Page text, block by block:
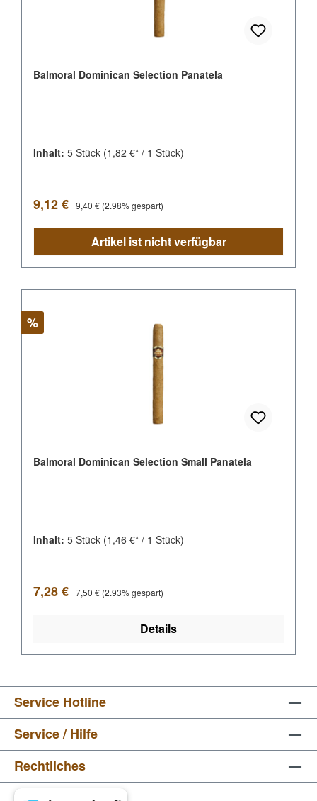
Balmoral Dominican Selection Panatela
Inhalt: 5 Stück (1,82 €* / 1 Stück)
Verkaufspreis:
9,12 € Regulärer Preis:
9,40 € (2.98% gespart)
Artikel ist nicht verfügbar
Rabatt
%
Balmoral Dominican Selection Small Panatela
Inhalt: 5 Stück (1,46 €* / 1 Stück)
Verkaufspreis:
7,28 € Regulärer Preis:
7,50 € (2.93% gespart)
Details
Service Hotline
Service / Hilfe
Rechtliches